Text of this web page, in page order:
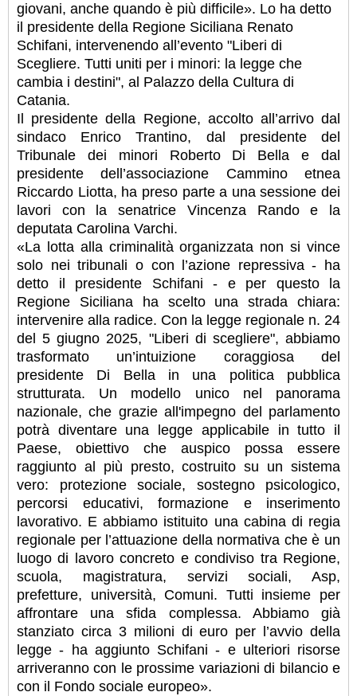
giovani, anche quando è più difficile». Lo ha detto
il presidente della Regione Siciliana Renato
Schifani, intervenendo all’evento "Liberi di
Scegliere. Tutti uniti per i minori: la legge che
cambia i destini", al Palazzo della Cultura di
Catania.
Il presidente della Regione, accolto all’arrivo dal
sindaco Enrico Trantino, dal presidente del
Tribunale dei minori Roberto Di Bella e dal
presidente dell’associazione Cammino etnea
Riccardo Liotta, ha preso parte a una sessione dei
lavori con la senatrice Vincenza Rando e la
deputata Carolina Varchi.
«La lotta alla criminalità organizzata non si vince
solo nei tribunali o con l’azione repressiva - ha
detto il presidente Schifani - e per questo la
Regione Siciliana ha scelto una strada chiara:
intervenire alla radice. Con la legge regionale n. 24
del 5 giugno 2025, "Liberi di scegliere", abbiamo
trasformato un’intuizione coraggiosa del
presidente Di Bella in una politica pubblica
strutturata. Un modello unico nel panorama
nazionale, che grazie all'impegno del parlamento
potrà diventare una legge applicabile in tutto il
Paese, obiettivo che auspico possa essere
raggiunto al più presto, costruito su un sistema
vero: protezione sociale, sostegno psicologico,
percorsi educativi, formazione e inserimento
lavorativo. E abbiamo istituito una cabina di regia
regionale per l’attuazione della normativa che è un
luogo di lavoro concreto e condiviso tra Regione,
scuola, magistratura, servizi sociali, Asp,
prefetture, università, Comuni. Tutti insieme per
affrontare una sfida complessa. Abbiamo già
stanziato circa 3 milioni di euro per l’avvio della
legge - ha aggiunto Schifani - e ulteriori risorse
arriveranno con le prossime variazioni di bilancio e
con il Fondo sociale europeo».